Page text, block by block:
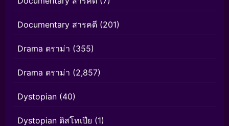
Documentary สารคดี (201)
Drama ดราม่า (355)
Drama ดราม่า (2,857)
Dystopian (40)
Dystopian ดิสโทเปีย (1)